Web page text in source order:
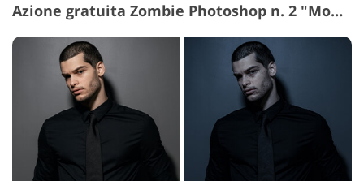
Azione gratuita Zombie Photoshop n. 2 "Monochrome Magic"